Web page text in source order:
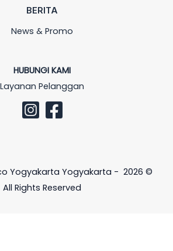
BERITA
News & Promo
HUBUNGI KAMI
Layanan Pelanggan
Yogyakarta Yogyakarta - 2026 ©
All Rights Reserved